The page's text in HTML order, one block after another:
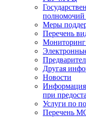
полномочий
Меры
Перечень
Мониторинг
Другая
Новости
при
Услуги по
Перечень